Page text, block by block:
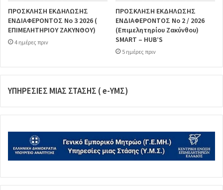
ΠΡΟΣΚΛΗΣΗ ΕΚΔΗΛΩΣΗΣ
ΕΝΔΙΑΦΕΡΟΝΤΟΣ Νο 3 2026 (
ΕΠΙΜΕΛΗΤΗΡΙΟΥ ΖΑΚΥΝΘΟΥ)
4 ημέρες πριν
ΠΡΟΣΚΛΗΣΗ ΕΚΔΗΛΩΣΗΣ
ΕΝΔΙΑΦΕΡΟΝΤΟΣ Νο 2 / 2026
(Επιμελητηρίου Ζακύνθου)
SMART – HUB’S
5 ημέρες πριν
ΥΠΗΡΕΣΙΕΣ ΜΙΑΣ ΣΤΑΣΗΣ ( e-ΥΜΣ)